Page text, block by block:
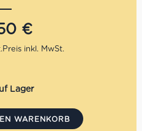
Salami, italienischem Käse,
bringt diese Antipasti-
direkt auf deinen Tisch.
oder Kreditkarte
€
Lager
WARENKORB